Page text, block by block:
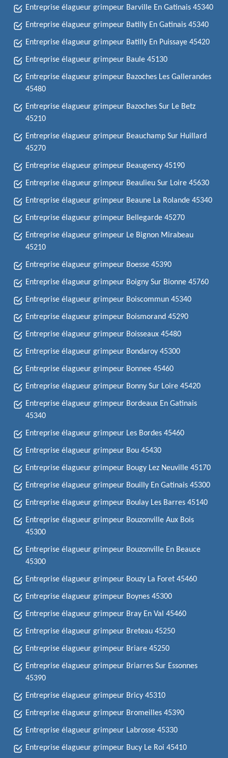
Entreprise élagueur grimpeur Barville En Gatinais 45340
Entreprise élagueur grimpeur Batilly En Gatinais 45340
Entreprise élagueur grimpeur Batilly En Puissaye 45420
Entreprise élagueur grimpeur Baule 45130
Entreprise élagueur grimpeur Bazoches Les Gallerandes
45480
Entreprise élagueur grimpeur Bazoches Sur Le Betz
45210
Entreprise élagueur grimpeur Beauchamp Sur Huillard
45270
Entreprise élagueur grimpeur Beaugency 45190
Entreprise élagueur grimpeur Beaulieu Sur Loire 45630
Entreprise élagueur grimpeur Beaune La Rolande 45340
Entreprise élagueur grimpeur Bellegarde 45270
Entreprise élagueur grimpeur Le Bignon Mirabeau
45210
Entreprise élagueur grimpeur Boesse 45390
Entreprise élagueur grimpeur Boigny Sur Bionne 45760
Entreprise élagueur grimpeur Boiscommun 45340
Entreprise élagueur grimpeur Boismorand 45290
Entreprise élagueur grimpeur Boisseaux 45480
Entreprise élagueur grimpeur Bondaroy 45300
Entreprise élagueur grimpeur Bonnee 45460
Entreprise élagueur grimpeur Bonny Sur Loire 45420
Entreprise élagueur grimpeur Bordeaux En Gatinais
45340
Entreprise élagueur grimpeur Les Bordes 45460
Entreprise élagueur grimpeur Bou 45430
Entreprise élagueur grimpeur Bougy Lez Neuville 45170
Entreprise élagueur grimpeur Bouilly En Gatinais 45300
Entreprise élagueur grimpeur Boulay Les Barres 45140
Entreprise élagueur grimpeur Bouzonville Aux Bois
45300
Entreprise élagueur grimpeur Bouzonville En Beauce
45300
Entreprise élagueur grimpeur Bouzy La Foret 45460
Entreprise élagueur grimpeur Boynes 45300
Entreprise élagueur grimpeur Bray En Val 45460
Entreprise élagueur grimpeur Breteau 45250
Entreprise élagueur grimpeur Briare 45250
Entreprise élagueur grimpeur Briarres Sur Essonnes
45390
Entreprise élagueur grimpeur Bricy 45310
Entreprise élagueur grimpeur Bromeilles 45390
Entreprise élagueur grimpeur Labrosse 45330
Entreprise élagueur grimpeur Bucy Le Roi 45410